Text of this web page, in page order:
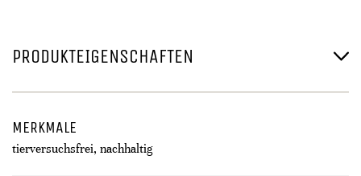
PRODUKTEIGENSCHAFTEN
MERKMALE
tierversuchsfrei, nachhaltig